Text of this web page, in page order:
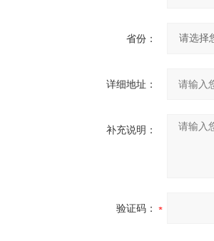
省份：
详细地址：
补充说明：
验证码：